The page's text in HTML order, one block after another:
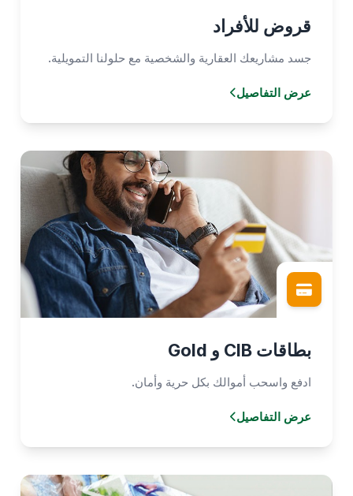
قروض للأفراد
جسد مشاريعك العقارية والشخصية مع حلولنا التمويلية.
عرض التفاصيل
بطاقات CIB و Gold
ادفع واسحب أموالك بكل حرية وأمان.
عرض التفاصيل